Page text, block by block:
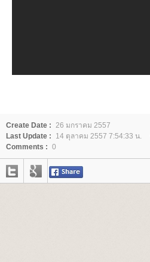
Create Date : 26 มกราคม 2557
Last Update :
14 ตุลาคม 2557 7:54:33 น.
Comments : 0